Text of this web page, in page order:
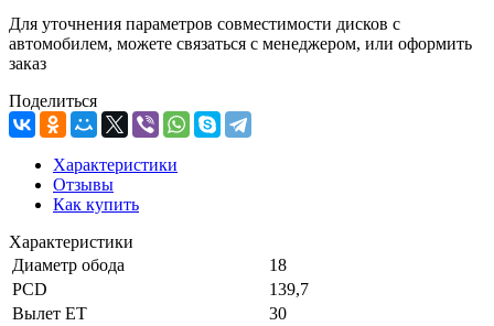
Для уточнения параметров совместимости дисков с
автомобилем, можете связаться с менеджером, или оформить
заказ
Поделиться
Характеристики
Отзывы
Как купить
Характеристики
Диаметр обода
18
PCD
139,7
Вылет ET
30